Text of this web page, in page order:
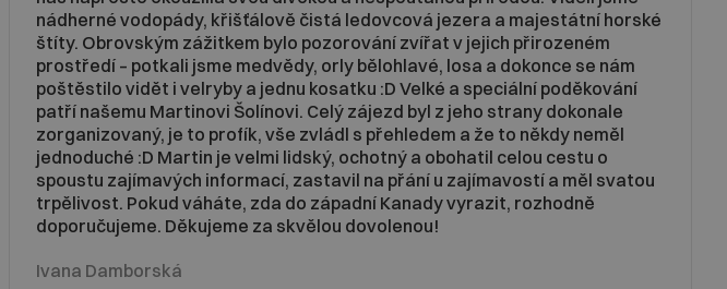
nádherné vodopády, křišťálově čistá ledovcová jezera a majestátní horské
štíty. Obrovským zážitkem bylo pozorování zvířat v jejich přirozeném
prostředí – potkali jsme medvědy, orly bělohlavé, losa a dokonce se nám
poštěstilo vidět i velryby a jednu kosatku :D Velké a speciální poděkování
patří našemu Martinovi Šolínovi. Celý zájezd byl z jeho strany dokonale
zorganizovaný, je to profík, vše zvládl s přehledem a že to někdy neměl
jednoduché :D Martin je velmi lidský, ochotný a obohatil celou cestu o
spoustu zajímavých informací, zastavil na přání u zajímavostí a měl svatou
trpělivost. Pokud váháte, zda do západní Kanady vyrazit, rozhodně
doporučujeme. Děkujeme za skvělou dovolenou!
Ivana Damborská